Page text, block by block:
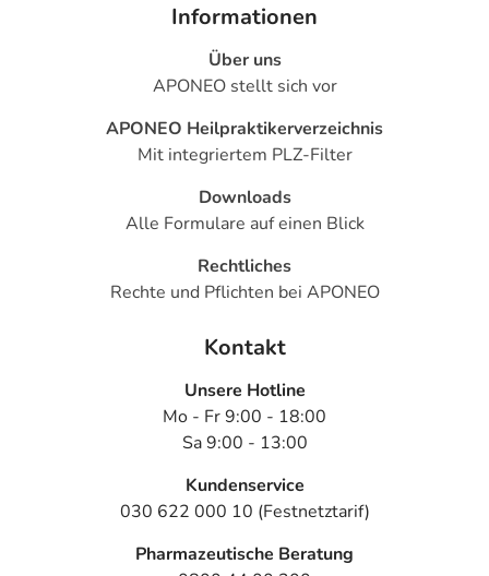
Informationen
Über uns
APONEO stellt sich vor
APONEO Heilpraktikerverzeichnis
Mit integriertem PLZ-Filter
Downloads
Alle Formulare auf einen Blick
Rechtliches
Rechte und Pflichten bei APONEO
Kontakt
Unsere Hotline
Mo - Fr 9:00 - 18:00
Sa 9:00 - 13:00
Kundenservice
030 622 000 10 (Festnetztarif)
Pharmazeutische Beratung